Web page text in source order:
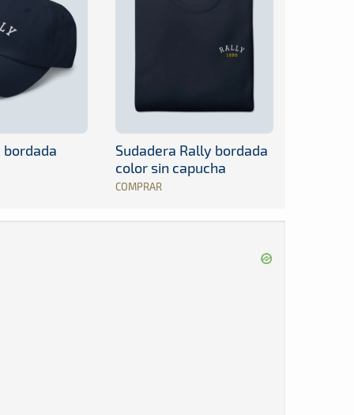
bordada
Sudadera Rally bordada
color sin capucha
COMPRAR